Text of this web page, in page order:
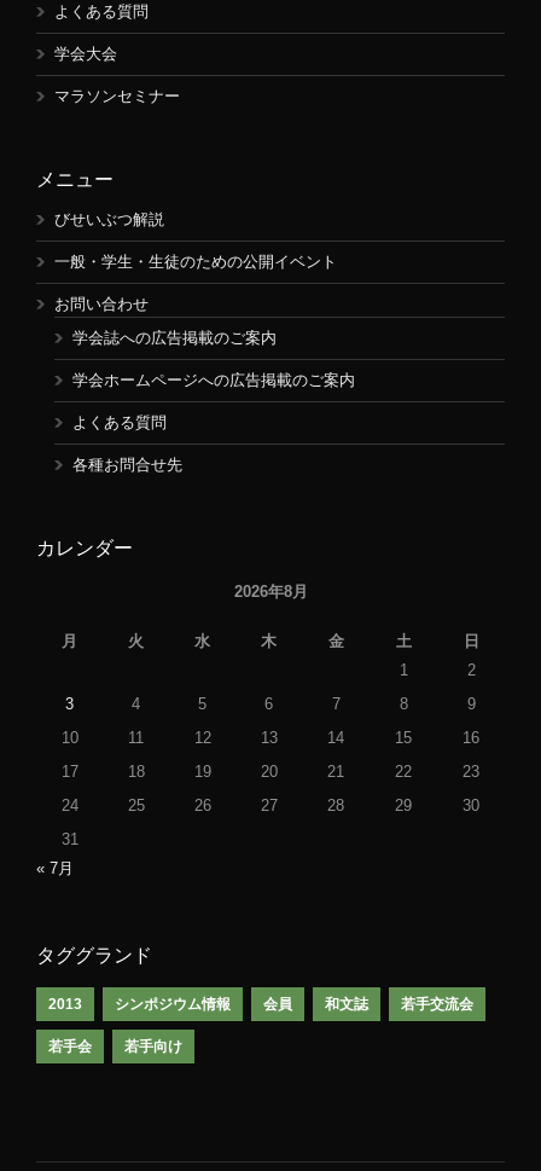
よくある質問
学会大会
マラソンセミナー
メニュー
びせいぶつ解説
一般・学生・生徒のための公開イベント
お問い合わせ
学会誌への広告掲載のご案内
学会ホームページへの広告掲載のご案内
よくある質問
各種お問合せ先
カレンダー
2026年8月
月 火 水 木 金 土
日
1
2
3
4 5 6 7 8
9
10
11 12 13 14 15
16
17
18 19 20 21 22
23
24
25 26 27 28 29
30
31
« 7月
タググランド
2013 シンポジウム情報 会員 和文誌 若手交流会
若手会 若手向け